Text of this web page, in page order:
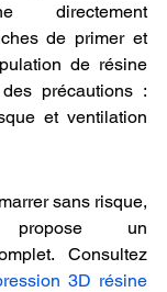
directement
de primer et
de résine
précautions :
et ventilation
sans risque,
un
Consultez
3D résine